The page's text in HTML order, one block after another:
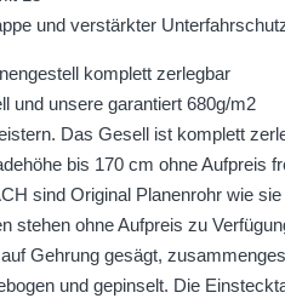
und verstärkter
komplett zerlegbar
und unsere garantiert 680g/m2
Das Gesell ist komplett
bis 170 cm ohne Aufpreis
sind Original Planenrohr wie
stehen ohne Aufpreis zu
Gehrung gesägt,
und gepinselt. Die